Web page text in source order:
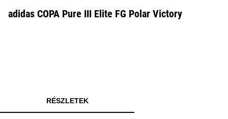
adidas COPA Pure III Elite FG Polar Victory
RÉSZLETEK